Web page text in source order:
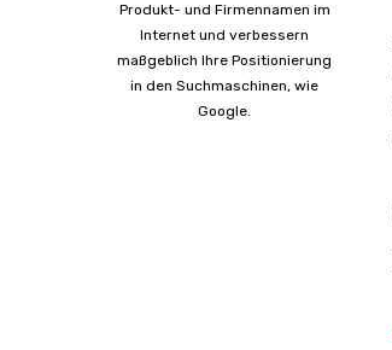
Produkt- und Firmennamen im
Internet und verbessern
maßgeblich Ihre Positionierung
in den Suchmaschinen, wie
Google.